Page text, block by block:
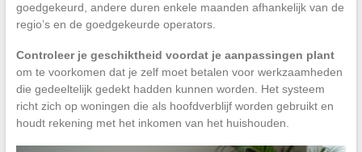
goedgekeurd, andere duren enkele maanden afhankelijk van de
regio’s en de goedgekeurde operators.
Controleer je geschiktheid voordat je aanpassingen plant
om te voorkomen dat je zelf moet betalen voor werkzaamheden
die gedeeltelijk gedekt hadden kunnen worden. Het systeem
richt zich op woningen die als hoofdverblijf worden gebruikt en
houdt rekening met het inkomen van het huishouden.